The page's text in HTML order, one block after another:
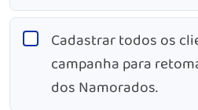
Cadastrar todos os
campanha para
dos Namorados.